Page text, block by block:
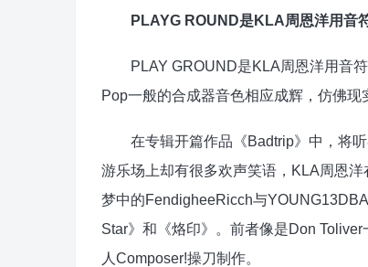
PLAYG ROUND是KLA周恩洋用音
PLAY GROUND是KLA周恩洋用音符
Pop⼀般的合成器音色相应成辉，仿佛现
在专辑开篇作品《Badtrip》中，将听
游乐场上却有很多欢声笑语，KLA周恩
梦中的FendigheeRicch与
Star》和《烙印》。前者像是Don
⼈Composer!操刀制作。